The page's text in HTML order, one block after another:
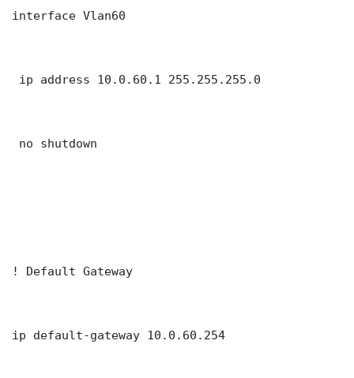
interface Vlan60
ip address 10.0.60.1 255.255.255.0
no shutdown
! Default Gateway
ip default-gateway 10.0.60.254